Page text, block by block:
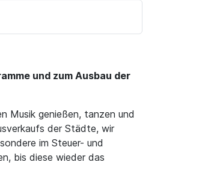
und zum Ausbau der
Musik genießen, tanzen und
der Städte, wir
im Steuer- und
bis diese wieder das